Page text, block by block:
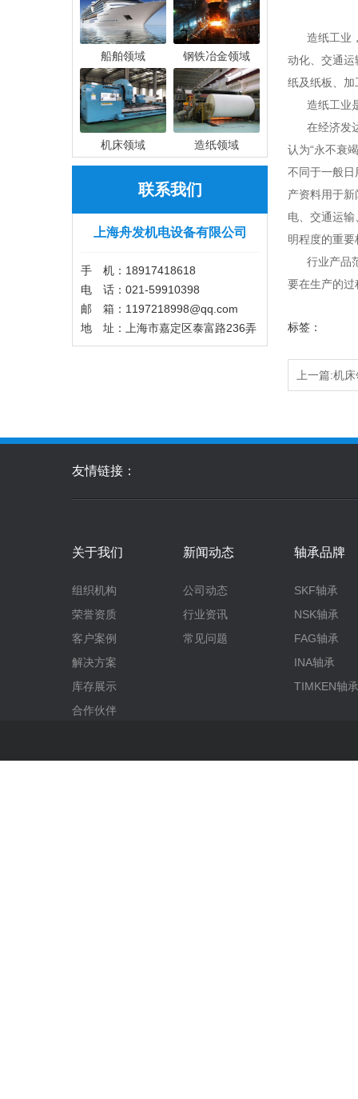
船舶领域 钢铁冶金领域
机床领域 造纸领域
联系我们
上海舟发机电设备有限公司
手 机：18917418618
电 话：021-59910398
邮 箱：1197218998@qq.com
地 址：上海市嘉定区泰富路236弄
造纸工业，
动化、交通
纸及纸板、
造纸工业是
在经济发达
认为“永不衰
不同于一般
产资料用于
电、交通运
明程度的重
行业产品范
要在生产的
标签：
上一篇:机
友情链接：
关于我们
组织机构
荣誉资质
客户案例
解决方案
库存展示
合作伙伴
新闻动态
公司动态
行业资讯
常见问题
轴承品牌
SKF轴承
NSK轴承
FAG轴承
INA轴承
TIMKEN轴承